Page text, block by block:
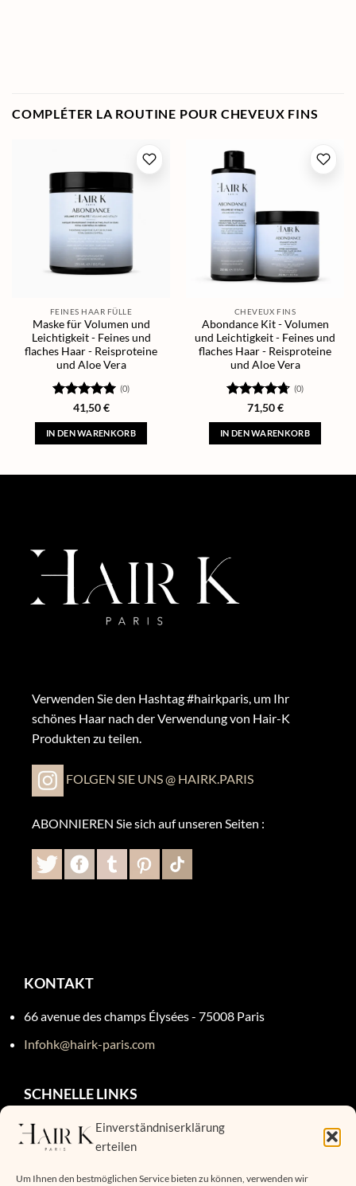
Einverständniserklärung
erteilen
Um Ihnen den bestmöglichen Service bieten zu können, verwenden wir
COMPLÉTER LA ROUTINE POUR CHEVEUX FINS
FEINES HAAR FÜLLE
Maske für Volumen und
Leichtigkeit - Feines und
flaches Haar - Reisproteine
und Aloe Vera
Bewertet
mit5von
5
(0)
41,50€
IN DEN WARENKORB
CHEVEUX FINS
Abondance Kit - Volumen
und Leichtigkeit - Feines und
flaches Haar - Reisproteine
und Aloe Vera
Bewertet
mit4.67
von 5
(0)
71,50€
IN DEN WARENKORB
Verwenden Sie den Hashtag #hairkparis, um Ihr
schönes Haar nach der Verwendung von Hair-K
Produkten zu teilen.
FOLGEN SIE UNS @ HAIRK.PARIS
ABONNIEREN Sie sich auf unseren Seiten :
KONTAKT
66 avenue des champs Élysées - 75008 Paris
Infohk@hairk-paris.com
SCHNELLE LINKS
Allgemeine Geschäftsbedingungen
Kontakt
Datenschutzrichtlinien